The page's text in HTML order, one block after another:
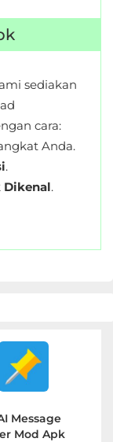
sediakan
cara:
Anda.
.
Dikenal.
Message
Mod Apk